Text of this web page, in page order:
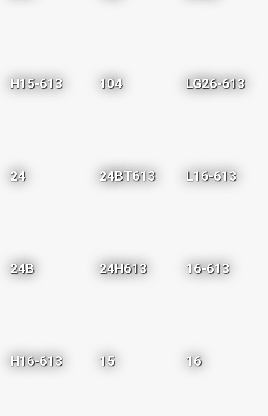
H15-613 104 LG26-613
24 24BT613 L16-613
24B 24H613 16-613
H16-613 15 16